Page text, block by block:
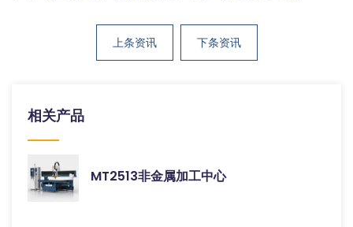
上条资讯 下条资讯
相关产品
MT2513非金属加工中心